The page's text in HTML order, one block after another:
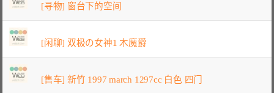
[寻物] 窗台下的空间
[闲聊] 双极の女神1 木魔爵
[售车] 新竹 1997 march 1297cc 白色 四门